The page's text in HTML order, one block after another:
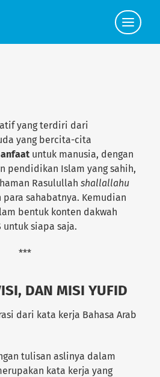
Click
to
view
yang terdiri dari
yang bercita-cita
untuk manusia, dengan
pendidikan Islam yang sahih,
Rasulullahshallallahu
para sahabatnya. Kemudian
bentuk konten dakwah
untuk siapa saja.
***
DAN MISI YUFID
dari kata kerja Bahasa Arab
tulisan aslinya dalam